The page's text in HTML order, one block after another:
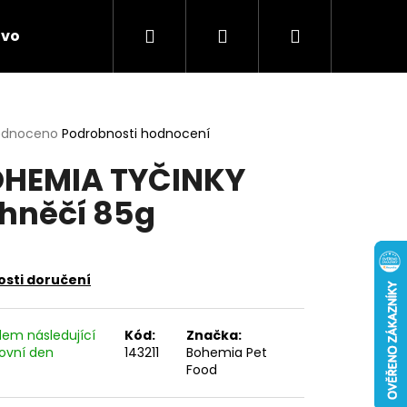
Chovatelské potřeby Novinky
Hledat PřihlášeníNákupní
Podrobnosti hodnocení
TYČINKY
85g
doručení
následující
den
Kód:
143211
Značka:
Bohemia Pet
Food